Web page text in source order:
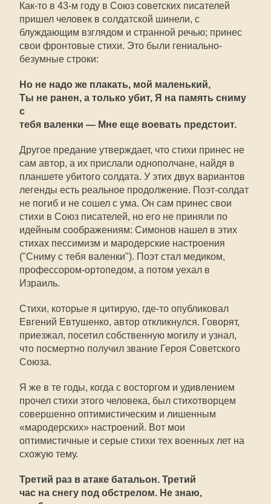
Как-то в 43-м году в Союз советских писателей
пришел человек в солдатской шинели, с
блуждающим взглядом и странной речью; принес
свои фронтовые стихи. Это были гениально-
безумные строки:
Но не надо же плакать, мой маленький,
Ты не ранен, а только убит, Я на память сниму
с
тебя валенки — Мне еще воевать предстоит.
Другое предание утверждает, что стихи принес не
сам автор, а их прислали однополчане, найдя в
планшете убитого солдата. У этих двух вариантов
легенды есть реальное продолжение. Поэт-солдат
не погиб и не сошел с ума. Он сам принес свои
стихи в Союз писателей, но его не приняли по
идейным соображениям: Симонов нашел в этих
стихах пессимизм и мародерские настроения
("Сниму с тебя валенки"). Поэт стал медиком,
профессором-ортопедом, а потом уехал в
Израиль.
Стихи, которые я цитирую, где-то опубликовал
Евгений Евтушенко, автор откликнулся. Говорят,
приезжал, посетил собственную могилу и узнал,
что посмертно получил звание Героя Советского
Союза.
Я же в те годы, когда с восторгом и удивлением
прочел стихи этого человека, был стихотворцем
совершенно оптимистическим и лишенным
«мародерских» настроений. Вот мои
оптимистичные и серые стихи тех военных лет на
схожую тему.
Третий раз в атаке батальон. Третий
час на снегу под обстрелом. Не знаю,